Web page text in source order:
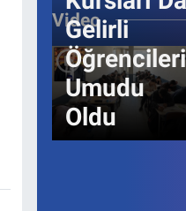
Video
Gelirli
Umudu
Oldu